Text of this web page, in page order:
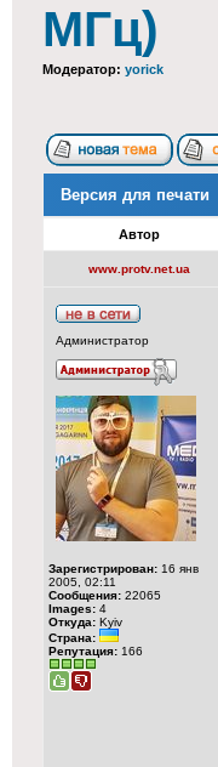
МГц)
Модератор: yorick
Версия для печати
Автор
www.protv.net.ua
Администратор
Зарегистрирован: 16 янв
2005, 02:11
Сообщения: 22065
Images: 4
Откуда: Kyiv
Страна:
Репутация: 166